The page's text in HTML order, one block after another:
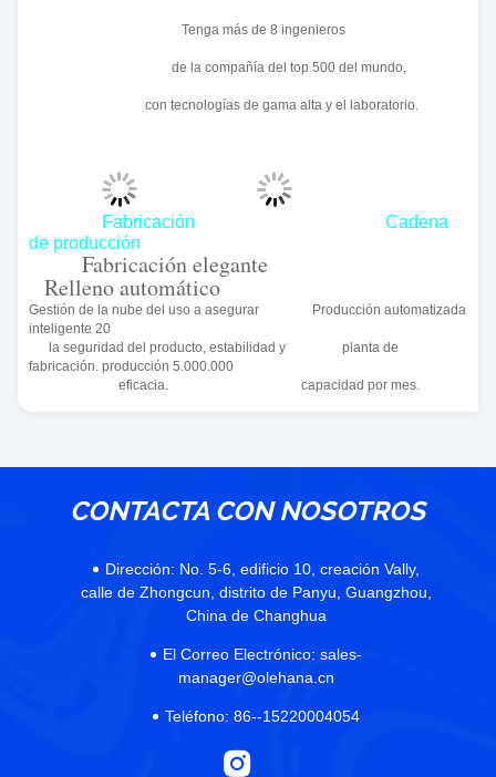
Tenga más de 8 ingenieros
de la compañía del top 500 del mundo,
con tecnologías de gama alta y el laboratorio.
Fabricación Cadena
de producción
Fabricación elegante
Relleno automático
Gestión de la nube del uso a asegurar Producción automatizada
inteligente 20
la seguridad del producto, estabilidad y planta de
fabricación. producción 5.000.000
eficacia. capacidad por mes.
CONTACTA CON NOSOTROS
Dirección: No. 5-6, edificio 10, creación Vally,
calle de Zhongcun, distrito de Panyu, Guangzhou,
China de Changhua
El Correo Electrónico: sales-
manager@olehana.cn
Teléfono: 86--15220004054